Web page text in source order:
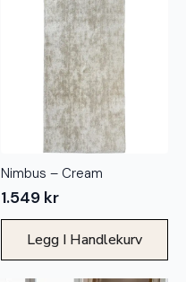
Nimbus – Cream
1.549 kr
Legg I Handlekurv